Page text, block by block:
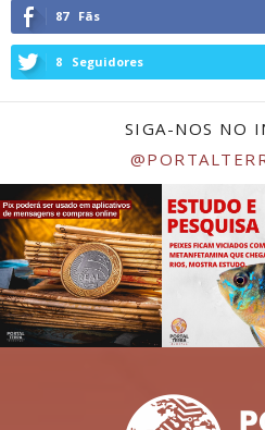
87 Fãs
8 Seguidores
SIGA-NOS NO